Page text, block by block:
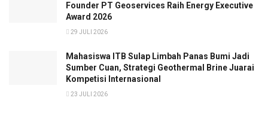
Founder PT Geoservices Raih Energy Executive
Award 2026
29 JULI 2026
Mahasiswa ITB Sulap Limbah Panas Bumi Jadi
Sumber Cuan, Strategi Geothermal Brine Juarai
Kompetisi Internasional
23 JULI 2026